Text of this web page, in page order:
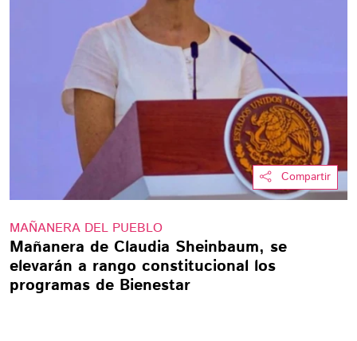
Compartir
MAÑANERA DEL PUEBLO
Mañanera de Claudia Sheinbaum, se
elevarán a rango constitucional los
programas de Bienestar